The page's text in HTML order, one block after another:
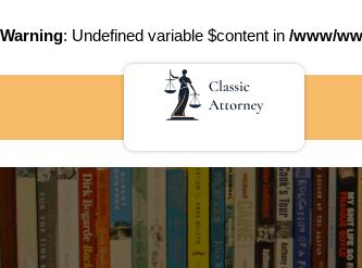
Warning: Undefined variable $content in /www/